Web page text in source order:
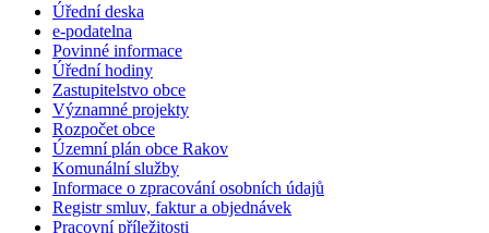
Úřední deska
e-podatelna
Povinné informace
Úřední hodiny
Zastupitelstvo obce
Významné projekty
Rozpočet obce
Územní plán obce Rakov
Komunální služby
Informace o zpracování osobních údajů
Registr smluv, faktur a objednávek
Pracovní příležitosti